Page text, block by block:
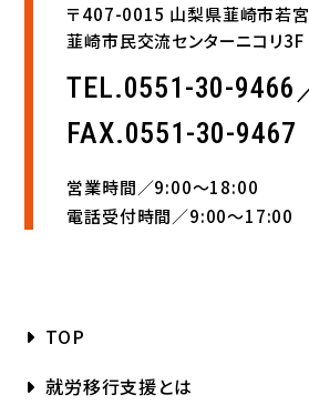
〒407-0015 山梨県韮崎市若
韮崎市民交流センターニコリ3F
TEL.0551-30-9466
FAX.0551-30-9467
営業時間／9:00〜18:00
電話受付時間／9:00〜17:00
TOP
就労移行支援とは